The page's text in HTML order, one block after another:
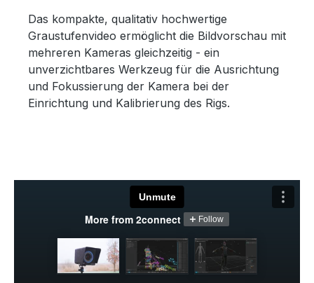
Das kompakte, qualitativ hochwertige
Graustufenvideo ermöglicht die Bildvorschau mit
mehreren Kameras gleichzeitig - ein
unverzichtbares Werkzeug für die Ausrichtung
und Fokussierung der Kamera bei der
Einrichtung und Kalibrierung des Rigs.